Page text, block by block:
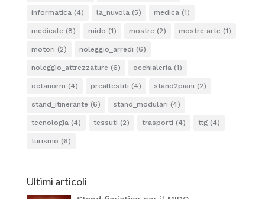
informatica(4) la_nuvola(5) medica(1)
medicale (8) mido (1) mostre (2) mostre arte (1)
motori (2) noleggio_arredi (6)
noleggio_attrezzature (6) occhialeria(1)
octanorm (4) preallestiti (4) stand2piani (2)
stand_itinerante (6) stand_modulari (4)
tecnologia(4) tessuti (2) trasporti (4) ttg(4)
turismo (6)
Ultimi articoli